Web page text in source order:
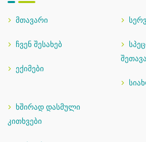
მთავარი
ჩვენ შესახებ
ექიმები
ხშირად დასმული
კითხვები